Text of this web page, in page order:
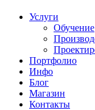
Услуги
Обучение
Портфолио
Инфо
Блог
Магазин
Контакты